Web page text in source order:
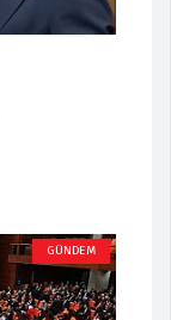
GÜNDEM